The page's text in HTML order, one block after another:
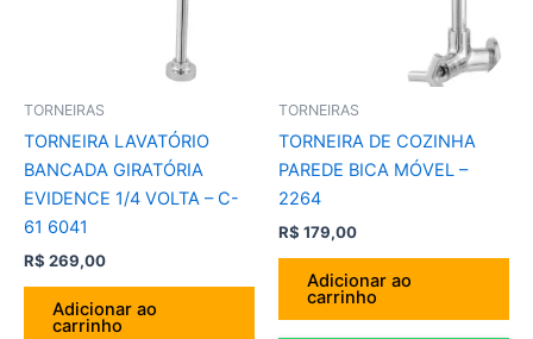
TORNEIRAS
TORNEIRA LAVATÓRIO
BANCADA GIRATÓRIA
EVIDENCE 1/4 VOLTA – C-
61 6041
R$ 269,00
Adicionar ao
carrinho
TORNEIRAS
TORNEIRA DE COZINHA
PAREDE BICA MÓVEL –
2264
R$ 179,00
Adicionar ao
carrinho